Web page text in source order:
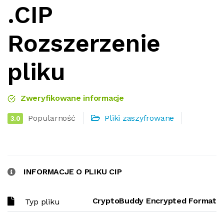
.CIP
Rozszerzenie
pliku
Zweryfikowane informacje
3.0 Popularność Pliki zaszyfrowane
INFORMACJE O PLIKU CIP
Typ pliku CryptoBuddy Encrypted Format